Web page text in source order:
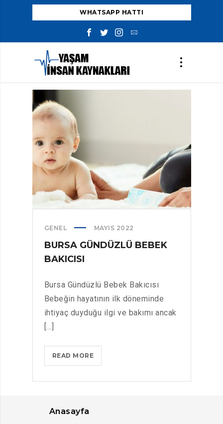
WHATSAPP HATTI
GENEL MAYIS 2022
BURSA GÜNDÜZLÜ BEBEK
BAKICISI
Bursa Gündüzlü Bebek Bakıcısı
Bebeğin hayatının ilk döneminde
ihtiyaç duyduğu ilgi ve bakımı ancak
[...]
READ MOREBURSA
GÜNDÜZLÜ
Anasayfa